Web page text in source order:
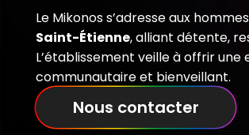
Le Mikonos s’adresse aux
Saint-Étienne, alliant détente,
L’établissement veille à offrir
communautaire et bienveillant.
Nous contacter